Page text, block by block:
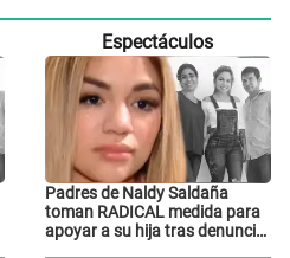
Espectáculos
Padres de Naldy Saldaña
toman RADICAL medida para
apoyar a su hija tras denuncia